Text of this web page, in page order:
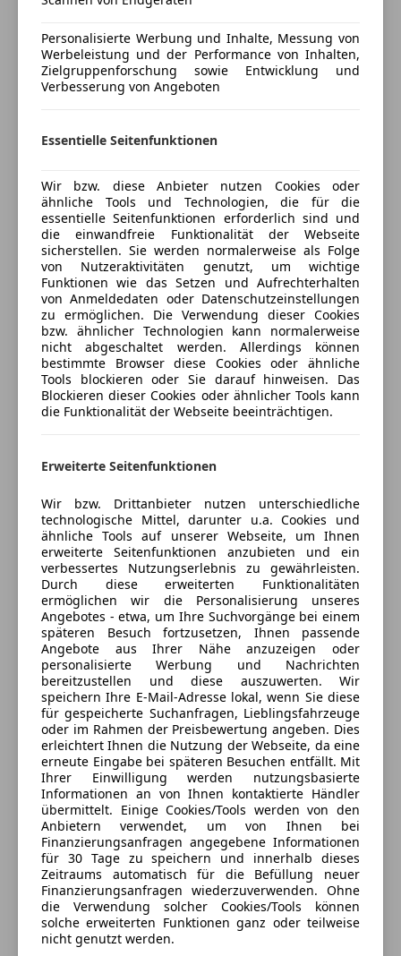
Multifunktionslenkrad
Navigationssystem
Regensensor
Standheizung
teilb. Rücksitzbank
Tempomat
Unterhaltung/Media
Bluetooth
Bordcomputer
CD
Freisprecheinrichtung
Induktionsladen für Smartphones
MP3
Musikstreaming integriert
TV
USB
Volldigitales Kombiinstrument
W-Lan / Wifi Hotspot
Sicherheit
ABS
Abstandstempomat
Abstandswarner
Airbag hinten
Alarmanlage
Beifahrerairbag
ESP
Fahrerairbag
Fernlichtassistent
Geschwindigkeits-begrenzungsanlage
Isofix
Kopfairbag
Kurvenlicht
Laserlicht
LED-Scheinwerfer
LED-Tagfahrlicht
Notbremsassistent
Auto ist in eine top Zustand
Keine Spaß Probefahrt ! Auf Fragen wie „Was ist
letzter Preis“ wird gar nicht geantwortet!
Versicherungsschutz an Ihre Bedürfnisse
anpassen
Freischaden-Gutschein ab Stufe 0
Auto einfach online versichern & Rabatt holen
Jetzt berechnen
Verkäufer Privat
1210 wien, AT
Kontakt
Anbieter kontaktieren
Deine Nachricht
3 ähnliche Fahrzeuge gefunden
Ich erlaube den Händlern dieser
Fahrzeuge mich zu kontaktieren.
Dein Name
Personalisierte Werbung und Inhalte, Messung von
Werbeleistung und der Performance von Inhalten,
Zielgruppenforschung sowie Entwicklung und
Verbesserung von Angeboten
Essentielle Seitenfunktionen
Wir bzw. diese Anbieter nutzen Cookies oder
ähnliche Tools und Technologien, die für die
essentielle Seitenfunktionen erforderlich sind und
die einwandfreie Funktionalität der Webseite
sicherstellen. Sie werden normalerweise als Folge
von Nutzeraktivitäten genutzt, um wichtige
Funktionen wie das Setzen und Aufrechterhalten
von Anmeldedaten oder Datenschutzeinstellungen
zu ermöglichen. Die Verwendung dieser Cookies
bzw. ähnlicher Technologien kann normalerweise
nicht abgeschaltet werden. Allerdings können
bestimmte Browser diese Cookies oder ähnliche
Tools blockieren oder Sie darauf hinweisen. Das
Blockieren dieser Cookies oder ähnlicher Tools kann
die Funktionalität der Webseite beeinträchtigen.
Erweiterte Seitenfunktionen
Wir bzw. Drittanbieter nutzen unterschiedliche
technologische Mittel, darunter u.a. Cookies und
ähnliche Tools auf unserer Webseite, um Ihnen
erweiterte Seitenfunktionen anzubieten und ein
verbessertes Nutzungserlebnis zu gewährleisten.
Durch diese erweiterten Funktionalitäten
ermöglichen wir die Personalisierung unseres
Angebotes - etwa, um Ihre Suchvorgänge bei einem
späteren Besuch fortzusetzen, Ihnen passende
Angebote aus Ihrer Nähe anzuzeigen oder
personalisierte Werbung und Nachrichten
bereitzustellen und diese auszuwerten. Wir
speichern Ihre E-Mail-Adresse lokal, wenn Sie diese
für gespeicherte Suchanfragen, Lieblingsfahrzeuge
oder im Rahmen der Preisbewertung angeben. Dies
erleichtert Ihnen die Nutzung der Webseite, da eine
erneute Eingabe bei späteren Besuchen entfällt. Mit
Ihrer Einwilligung werden nutzungsbasierte
Informationen an von Ihnen kontaktierte Händler
übermittelt. Einige Cookies/Tools werden von den
Anbietern verwendet, um von Ihnen bei
Finanzierungsanfragen angegebene Informationen
für 30 Tage zu speichern und innerhalb dieses
Zeitraums automatisch für die Befüllung neuer
Finanzierungsanfragen wiederzuverwenden. Ohne
die Verwendung solcher Cookies/Tools können
solche erweiterten Funktionen ganz oder teilweise
nicht genutzt werden.